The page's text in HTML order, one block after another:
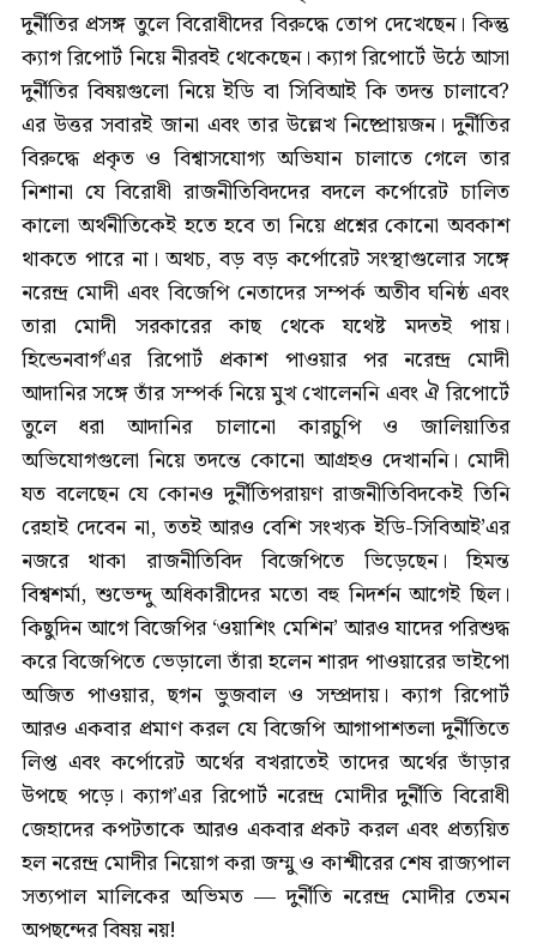
দুর্নীতির প্রসঙ্গ তুলে বিরোধীদের বিরুদ্ধে তোপ দেখেছেন। কিন্তু
ক্যাগ রিপোর্ট নিয়ে নীরবই থেকেছেন। ক্যাগ রিপোর্টে উঠে আসা
দুর্নীতির বিষয়গুলো নিয়ে ইডি বা সিবিআই কি তদন্ত চালাবে?
এর উত্তর সবারই জানা এবং তার উল্লেখ নিষ্প্রোয়জন। দুর্নীতির
বিরুদ্ধে প্রকৃত ও বিশ্বাসযোগ্য অভিযান চালাতে গেলে তার
নিশানা যে বিরোধী রাজনীতিবিদদের বদলে কর্পোরেট চালিত
কালো অর্থনীতিকেই হতে হবে তা নিয়ে প্রশ্নের কোনো অবকাশ
থাকতে পারে না। অথচ, বড় বড় কর্পোরেট সংস্থাগুলোর সঙ্গে
নরেন্দ্র মোদী এবং বিজেপি নেতাদের সম্পর্ক অতীব ঘনিষ্ঠ এবং
তারা মোদী সরকারের কাছ থেকে যথেষ্ট মদতই পায়।
হিন্ডেনবার্গ’এর রিপোর্ট প্রকাশ পাওয়ার পর নরেন্দ্র মোদী
আদানির সঙ্গে তাঁর সম্পর্ক নিয়ে মুখ খোলেননি এবং ঐ রিপোর্টে
তুলে ধরা আদানির চালানো কারচুপি ও জালিয়াতির
অভিযোগগুলো নিয়ে তদন্তে কোনো আগ্রহও দেখাননি। মোদী
যত বলেছেন যে কোনও দুর্নীতিপরায়ণ রাজনীতিবিদকেই তিনি
রেহাই দেবেন না, ততই আরও বেশি সংখ্যক ইডি-সিবিআই’এর
নজরে থাকা রাজনীতিবিদ বিজেপিতে ভিড়েছেন। হিমন্ত
বিশ্বশর্মা, শুভেন্দু অধিকারীদের মতো বহু নিদর্শন আগেই ছিল।
কিছুদিন আগে বিজেপির ‘ওয়াশিং মেশিন’ আরও যাদের পরিশুদ্ধ
করে বিজেপিতে ভেড়ালো তাঁরা হলেন শারদ পাওয়ারের ভাইপো
অজিত পাওয়ার, ছগন ভুজবাল ও সম্প্রদায়। ক্যাগ রিপোর্ট
আরও একবার প্রমাণ করল যে বিজেপি আগাপাশতলা দুর্নীতিতে
লিপ্ত এবং কর্পোরেট অর্থের বখরাতেই তাদের অর্থের ভাঁড়ার
উপছে পড়ে। ক্যাগ’এর রিপোর্ট নরেন্দ্র মোদীর দুর্নীতি বিরোধী
জেহাদের কপটতাকে আরও একবার প্রকট করল এবং প্রত্যয়িত
হল নরেন্দ্র মোদীর নিয়োগ করা জম্মু ও কাশ্মীরের শেষ রাজ্যপাল
সত্যপাল মালিকের অভিমত — দুর্নীতি নরেন্দ্র মোদীর তেমন
অপছন্দের বিষয় নয়!